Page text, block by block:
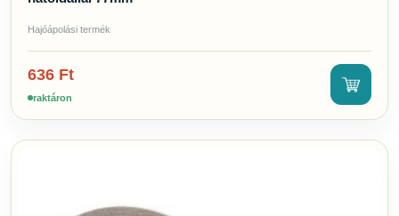
Hajóápolási termék
636 Ft
raktáron